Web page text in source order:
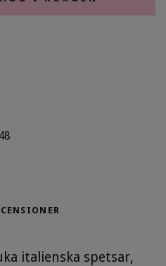
italienska spetsar,